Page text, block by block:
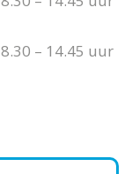
8.30 – 14.45 uur